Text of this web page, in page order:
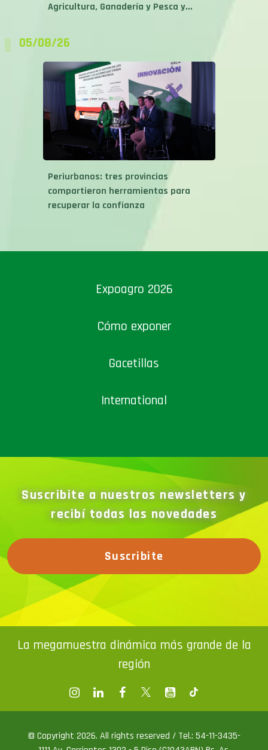
Agricultura, Ganadería y Pesca y...
05/08/26
Periurbanos: tres provincias
compartieron herramientas para
recuperar la confianza
Expoagro 2026
Cómo exponer
Gacetillas
International
Suscribite a nuestros newsletters y
recibí todas las novedades
Suscribite
La megamuestra dinámica más grande de la
región
© Copyright 2026. All rights reserved / Tel.: 54-11-3435-